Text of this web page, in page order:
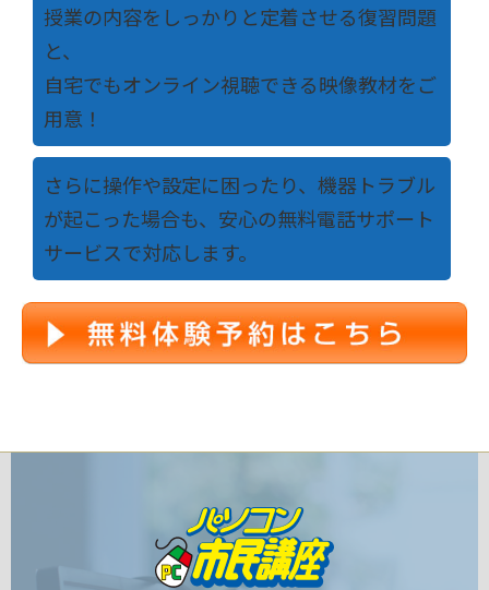
授業の内容をしっかりと定着させる復習問題
と、
自宅でもオンライン視聴できる映像教材をご
用意！
さらに操作や設定に困ったり、機器トラブル
が起こった場合も、安心の無料電話サポート
サービスで対応します。